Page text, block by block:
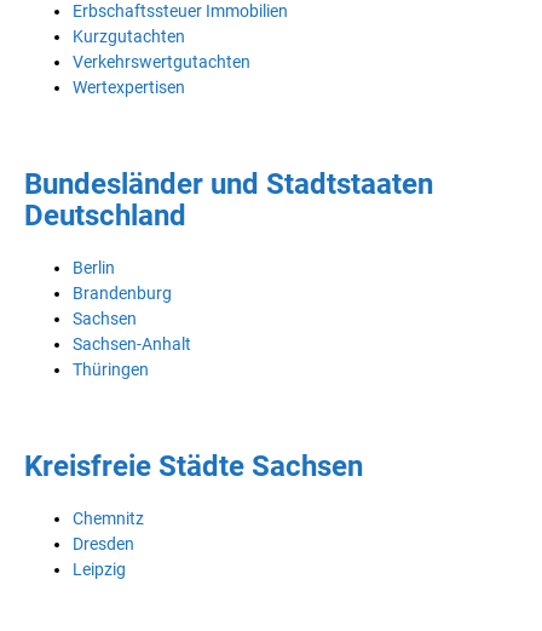
Erbschaftssteuer Immobilien
Kurzgutachten
Verkehrswertgutachten
Wertexpertisen
Bundesländer und Stadtstaaten
Deutschland
Berlin
Brandenburg
Sachsen
Sachsen-Anhalt
Thüringen
Kreisfreie Städte Sachsen
Chemnitz
Dresden
Leipzig